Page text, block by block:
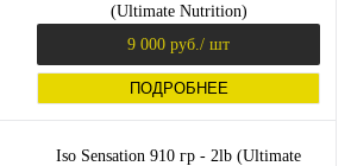
(Ultimate Nutrition)
9 000 руб. / шт
ПОДРОБНЕЕ
Iso Sensation 910 гр - 2lb (Ultimate